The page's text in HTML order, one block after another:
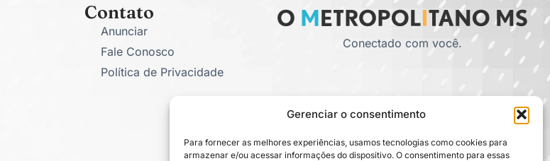
Gerenciar o consentimento
Para fornecer as melhores experiências, usamos tecnologias como cookies para
armazenar e/ou acessar informações do dispositivo. O consentimento para essas
Contato
Anunciar
Fale Conosco
Política de Privacidade
Conectado com você.